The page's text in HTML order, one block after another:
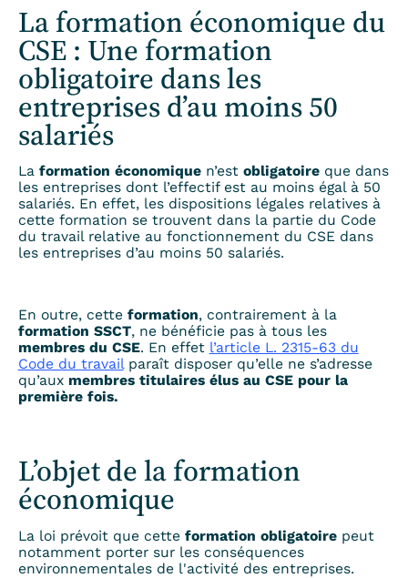
La formation économique du
CSE : Une formation
obligatoire dans les
entreprises d’au moins 50
salariés
La formation économiquen’est obligatoire que dans
les entreprises dont l’effectif est au moins égal à 50
salariés. En effet, les dispositions légales relatives à
cette formation se trouvent dans la partie du Code
du travail relative au fonctionnement du CSE dans
les entreprises d’au moins 50 salariés.
En outre, cette formation, contrairement à la
formation SSCT, ne bénéficie pas à tous les
membres du CSE. En effet l’article L. 2315-63 du
Code du travailparaît disposer qu’elle ne s’adresse
qu’aux membres titulaires élus au CSE pour la
première fois.
L’objet de la formation
économique
La loi prévoit que cette formation obligatoire peut
notamment porter sur les conséquences
environnementales de l'activité des entreprises.